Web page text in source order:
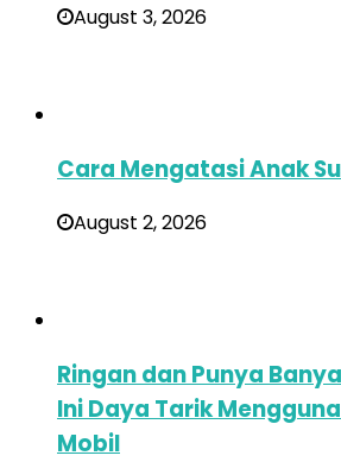
August 3, 2026
Cara Mengatasi Anak
August 2, 2026
Ringan dan Punya
Ini Daya Tarik
Mobil